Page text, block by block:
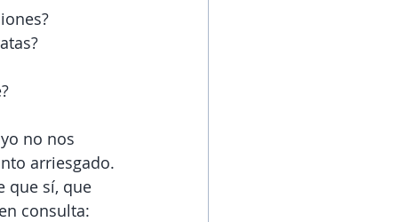
no nos
arriesgado.
que sí, que
consulta: